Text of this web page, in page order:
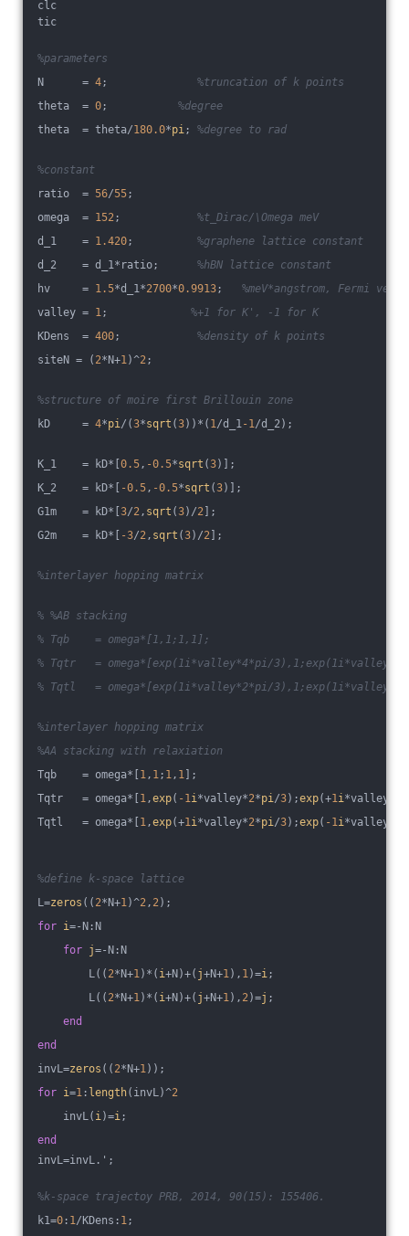
clc
tic
%parameters
N      = 4; %truncation of k points
theta  = 0; %degree
theta  = theta/180.0*pi; %degree to rad
%constant
ratio  = 56/55;
omega  = 152; %t_Dirac/\Omega meV
d_1    = 1.420; %graphene lattice constant
d_2    = d_1*ratio; %hBN lattice constant
hv     = 1.5*d_1*2700*0.9913; %meV*angstrom, Fermi
valley = 1; %+1 for K', -1 for K
KDens  = 400; %density of k points
siteN = ( 2*N+1)^2;
%structure of moire first Brillouin zone
kD     = 4*pi/(3*sqrt (3))*( 1/d_1-1/d_2);
K_1    = kD*[ 0.5, -0.5*sqrt (3)];
K_2    = kD*[
-0.5, -0.5*sqrt (3)];
G1m    = kD*[ 3/2, sqrt (3)/2 ];
G2m    = kD*[
-3/2, sqrt (3)/2 ];
%interlayer hopping matrix
% %AB stacking
% Tqb    = omega*[1,1;1,1];
% Tqtr   = omega*[exp(1i*valley*4*pi/
% Tqtl   = omega*[exp(1i*valley*2*pi/
%interlayer hopping matrix
%AA stacking with relaxiation
Tqb    = omega*[ 1, 1; 1, 1 ];
Tqtr   = omega*[ 1,exp( -1i*valley*2*pi/3);exp(+1i*valley*
Tqtl   = omega*[ 1,exp(+1i*valley*2*pi/3);exp( -1i*valley*
%define k-space lattice
L=zeros (( 2*N+1)^2, 2);
for i=-N:N
for j=-N:N
L(( 2*N+1)*( i+N)+( j+N+1), 1)=i;
L(( 2*N+1)*( i+N)+( j+N+1), 2)=j ;
end
end
invL=zeros (( 2*N+1));
for i=1 : length(invL)^2
invL( i)=i;
end
invL=invL.';
%k-space trajectoy PRB, 2014, 90(15): 155406.
k1=0 : 1/KDens: 1;